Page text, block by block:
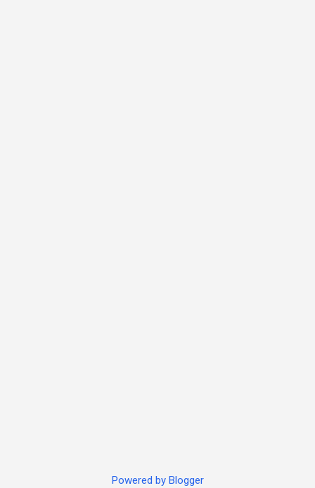
Powered by Blogger